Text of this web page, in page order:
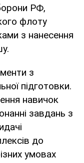
РФ,
флоту
з нанесення
з
підготовки.
навичок
завдань з
до
умовах